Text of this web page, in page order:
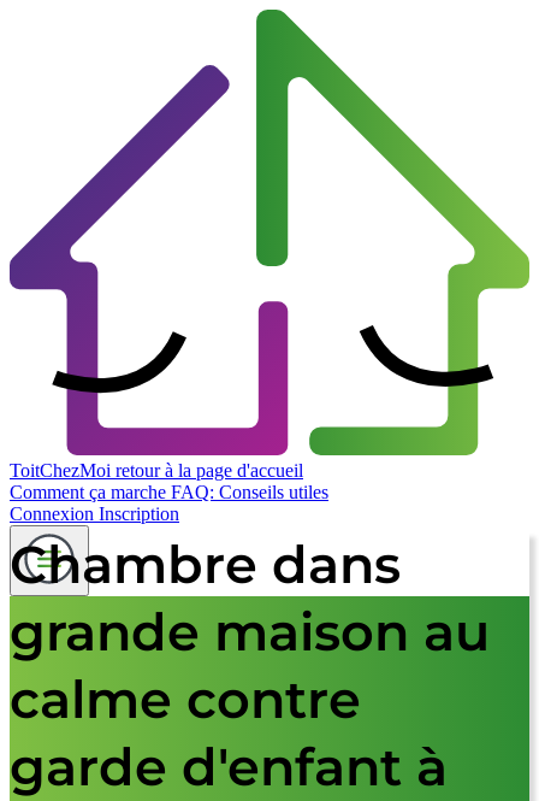
ToitChezMoi retour à la page d'accueil
Comment ça marche FAQ: Conseils utiles
Connexion Inscription
Chambre dans
grande maison au
calme contre
garde d'enfant à